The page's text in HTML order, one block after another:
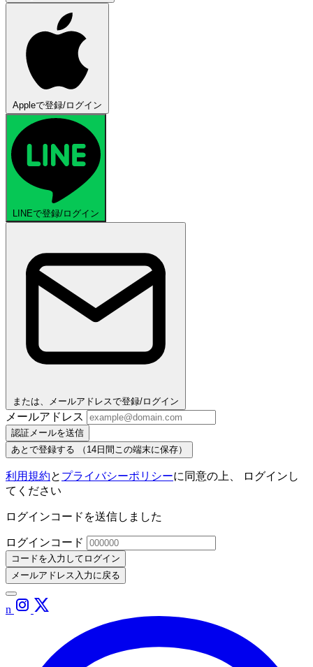
Appleで登録/ログイン
LINEで登録/ログイン
または、メールアドレスで登録/ログイン
メールアドレス
認証メールを送信
あとで登録する
（14日間この端末に保存）
利用規約と プライバシーポリシーに同意の上、 ログインし
てください
ログインコードを送信しました
ログインコード
コードを入力してログイン
メールアドレス入力に戻る
n